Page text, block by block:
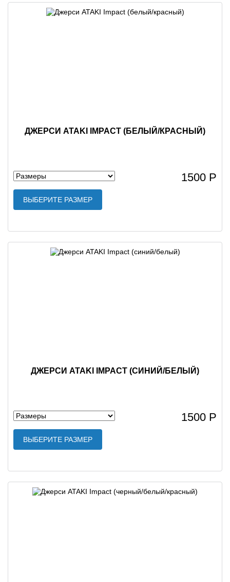
ДЖЕРСИ ATAKI IMPACT (БЕЛЫЙ/КРАСНЫЙ)
1500 Р
ВЫБЕРИТЕ РАЗМЕР
ДЖЕРСИ ATAKI IMPACT (СИНИЙ/БЕЛЫЙ)
1500 Р
ВЫБЕРИТЕ РАЗМЕР